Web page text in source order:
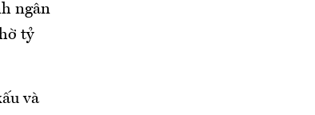
ngân
tỷ
và